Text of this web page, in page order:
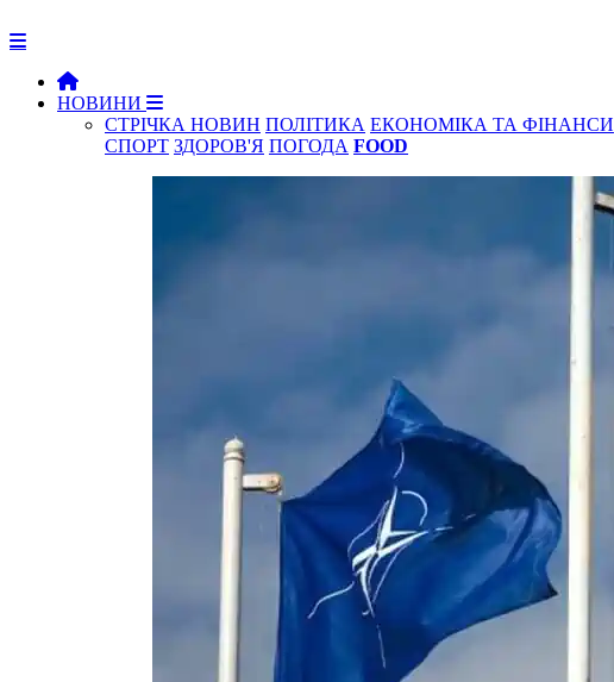
НОВИНИ
СТРІЧКА НОВИН ПОЛІТИКА ЕКОНОМІКА ТА ФІНАНСИ
СПОРТ ЗДОРОВ'Я ПОГОДА FOOD